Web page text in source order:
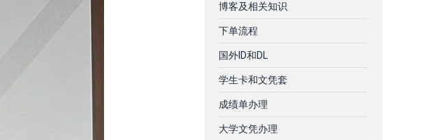
博客及相关知识
下单流程
国外ID和DL
学生卡和文凭套
成绩单办理
大学文凭办理